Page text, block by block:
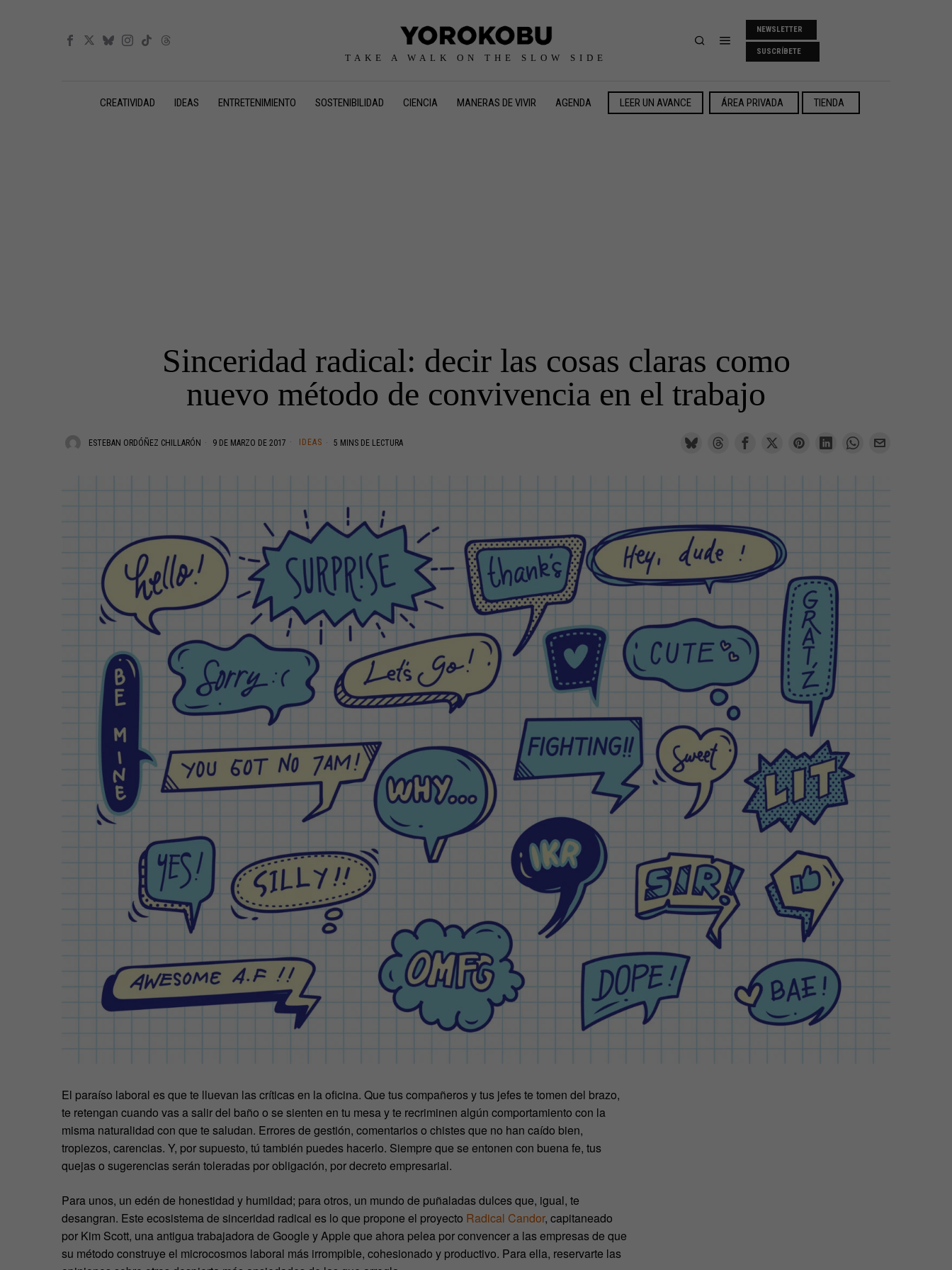
TAKE A WALK ON THE SLOW SIDE
NEWSLETTER
SUSCRÍBETE
CREATIVIDAD IDEAS ENTRETENIMIENTO SOSTENIBILIDAD CIENCIA MANERAS DE VIVIR AGENDA LEER UN AVANCE ÁREA PRIVADA TIENDA
Sinceridad radical: decir las cosas claras como
nuevo método de convivencia en el trabajo
ESTEBAN ORDÓÑEZ CHILLARÓN 9 DE MARZO DE 2017 IDEAS 5 MINS DE LECTURA
El paraíso laboral es que te lluevan las críticas en la oficina. Que tus compañeros y tus jefes te tomen del brazo,
te retengan cuando vas a salir del baño o se sienten en tu mesa y te recriminen algún comportamiento con la
misma naturalidad con que te saludan. Errores de gestión, comentarios o chistes que no han caído bien,
tropiezos, carencias. Y, por supuesto, tú también puedes hacerlo. Siempre que se entonen con buena fe, tus
quejas o sugerencias serán toleradas por obligación, por decreto empresarial.
Para unos, un edén de honestidad y humildad; para otros, un mundo de puñaladas dulces que, igual, te
desangran. Este ecosistema de sinceridad radical es lo que propone el proyecto Radical Candor, capitaneado
por Kim Scott, una antigua trabajadora de Google y Apple que ahora pelea por convencer a las empresas de que
su método construye el microcosmos laboral más irrompible, cohesionado y productivo. Para ella, reservarte las